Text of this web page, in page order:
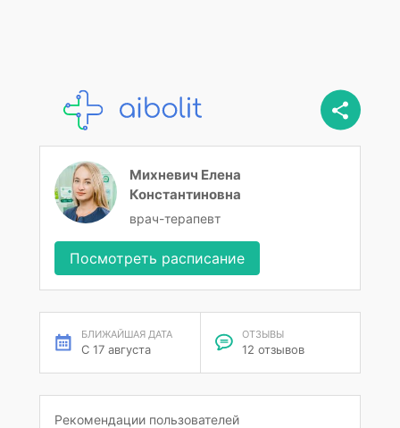
Михневич Елена
Константиновна
врач-терапевт
Посмотреть расписание
БЛИЖАЙШАЯ ДАТА
С 17 августа
ОТЗЫВЫ
12 отзывов
Рекомендации пользователей